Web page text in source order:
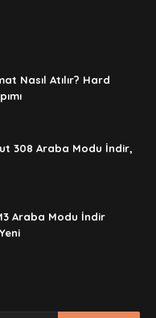
Nasıl Atılır? Hard
308 Araba Modu İndir,
Araba Modu İndir